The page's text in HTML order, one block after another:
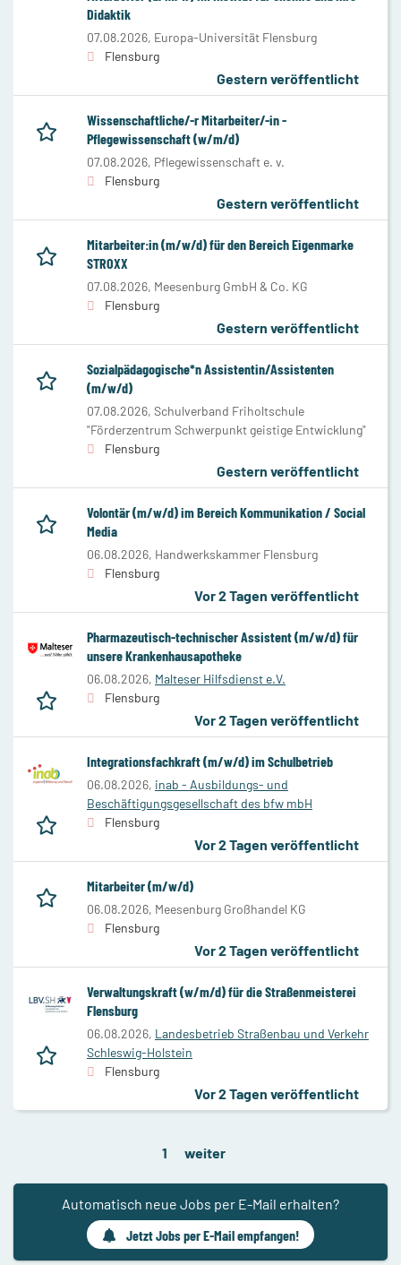
Didaktik
07.08.2026, Europa-Universität Flensburg
Flensburg
Gestern veröffentlicht
Wissenschaftliche/-r Mitarbeiter/-in -
Pflegewissenschaft (w/m/d)
07.08.2026, Pflegewissenschaft e. v.
Flensburg
Gestern veröffentlicht
Mitarbeiter:in (m/w/d) für den Bereich Eigenmarke
STROXX
07.08.2026, Meesenburg GmbH & Co. KG
Flensburg
Gestern veröffentlicht
Sozialpädagogische*n Assistentin/Assistenten
(m/w/d)
07.08.2026, Schulverband Friholtschule
"Förderzentrum Schwerpunkt geistige Entwicklung"
Flensburg
Gestern veröffentlicht
Volontär (m/w/d) im Bereich Kommunikation / Social
Media
06.08.2026, Handwerkskammer Flensburg
Flensburg
Vor 2 Tagen veröffentlicht
Pharmazeutisch-technischer Assistent (m/w/d) für
unsere Krankenhausapotheke
06.08.2026, Malteser Hilfsdienst e.V.
Flensburg
Vor 2 Tagen veröffentlicht
Integrationsfachkraft (m/w/d) im Schulbetrieb
06.08.2026, inab - Ausbildungs- und
Beschäftigungsgesellschaft des bfw mbH
Flensburg
Vor 2 Tagen veröffentlicht
Mitarbeiter (m/w/d)
06.08.2026, Meesenburg Großhandel KG
Flensburg
Vor 2 Tagen veröffentlicht
Verwaltungskraft (w/m/d) für die Straßenmeisterei
Flensburg
06.08.2026, Landesbetrieb Straßenbau und Verkehr
Schleswig-Holstein
Flensburg
Vor 2 Tagen veröffentlicht
1 weiter
Automatisch neue Jobs per E-Mail erhalten?
Jetzt Jobs per E-Mail empfangen!